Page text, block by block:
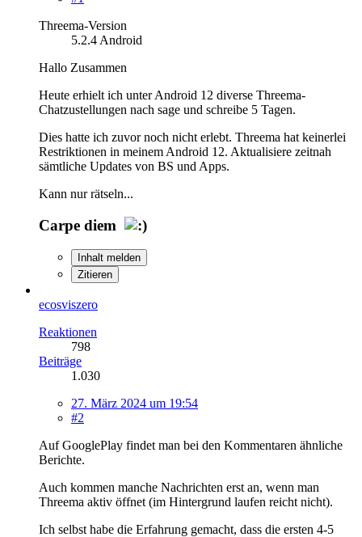
Threema-Version
5.2.4 Android
Hallo Zusammen
Heute erhielt ich unter Android 12 diverse Threema-
Chatzustellungen nach sage und schreibe 5 Tagen.
Dies hatte ich zuvor noch nicht erlebt. Threema hat keinerlei
Restriktionen in meinem Android 12. Aktualisiere zeitnah
sämtliche Updates von BS und Apps.
Kann nur rätseln...
Carpe diem
Inhalt melden
Zitieren
ecosviszero
Reaktionen
798
Beiträge
1.030
27. März 2024 um 19:54
#2
Auf GooglePlay findet man bei den Kommentaren ähnliche
Berichte.
Auch kommen manche Nachrichten erst an, wenn man
Threema aktiv öffnet (im Hintergrund laufen reicht nicht).
Ich selbst habe die Erfahrung gemacht, dass die ersten 4-5